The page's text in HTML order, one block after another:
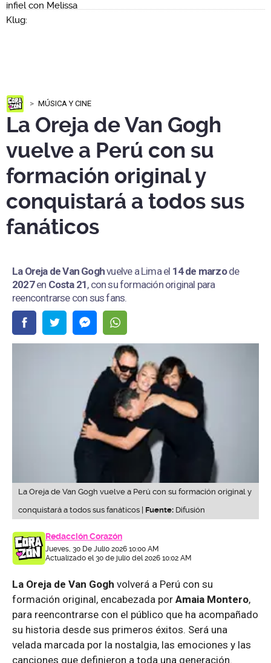
MÚSICA Y CINE
La Oreja de Van Gogh
vuelve a Perú con su
formación original y
conquistará a todos sus
fanáticos
La Oreja de Van Goghvuelve a Lima el 14 de marzode
2027en Costa 21, con su formación original para
reencontrarse con sus fans.
La Oreja de Van Gogh vuelve a Perú con su formación original y
conquistará a todos sus fanáticos | Fuente: Difusión
Redacción Corazón
Jueves, 30 De Julio 2026 10:00 AM
Actualizado el 30 de julio del 2026 10:02 AM
La Oreja de Van Gogh volverá a Perú con su
formación original, encabezada por Amaia Montero,
para reencontrarse con el público que ha acompañado
su historia desde sus primeros éxitos. Será una
velada marcada por la nostalgia, las emociones y las
canciones que definieron a toda una generación.